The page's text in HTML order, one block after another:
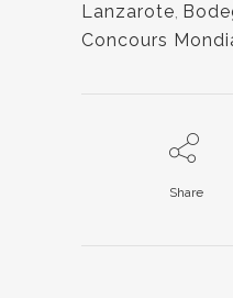
Lanzarote,
Concours
Share